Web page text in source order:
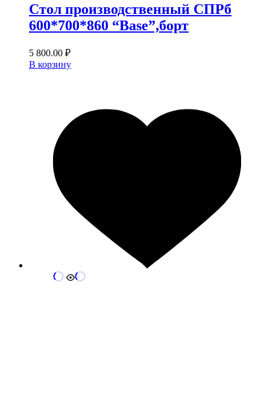
Стол производственный СПРб
600*700*860 “Base”,борт
5 800.00 ₽
В корзину